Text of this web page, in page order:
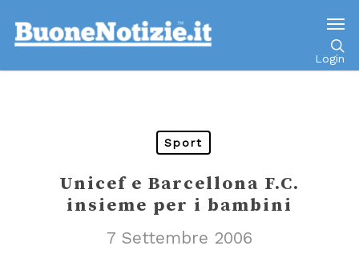
Login
Sport
Unicef e Barcellona F.C.
insieme per i bambini
7 Settembre 2006
Go to mobile version